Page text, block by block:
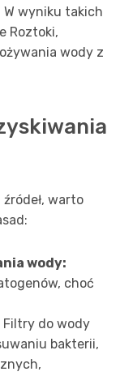
wyniku takich
Roztoki,
wody z
warto
wody:
choć
Filtry do wody
bakterii,